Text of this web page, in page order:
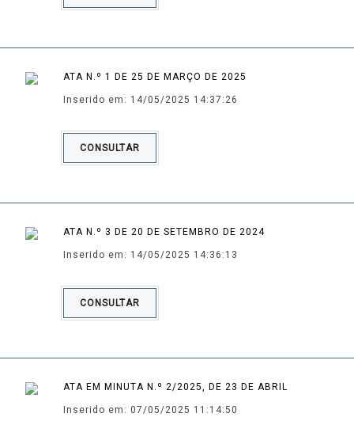
ATA N.º 1 DE 25 DE MARÇO DE 2025
Inserido em: 14/05/2025 14:37:26
CONSULTAR
ATA N.º 3 DE 20 DE SETEMBRO DE 2024
Inserido em: 14/05/2025 14:36:13
CONSULTAR
ATA EM MINUTA N.º 2/2025, DE 23 DE ABRIL
Inserido em: 07/05/2025 11:14:50